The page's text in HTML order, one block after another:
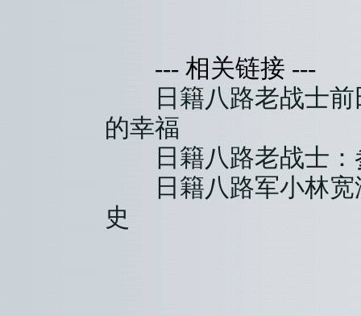
--- 相关链接 ---
日籍八路老战士
的幸福
日籍八路老战士
日籍八路军小林
史